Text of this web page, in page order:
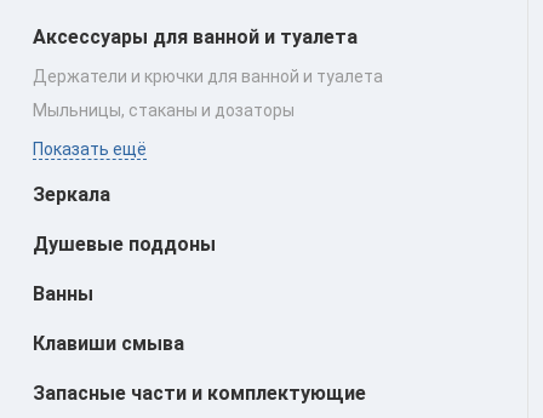
Аксессуары для ванной и туалета
Держатели и крючки для ванной и туалета
Мыльницы, стаканы и дозаторы
Показать ещё
Зеркала
Душевые поддоны
Ванны
Клавиши смыва
Запасные части и комплектующие